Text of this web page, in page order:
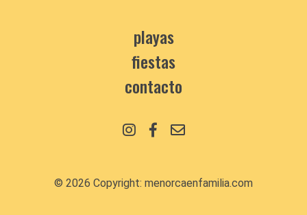
playas
fiestas
contacto
© 2026 Copyright: menorcaenfamilia.com